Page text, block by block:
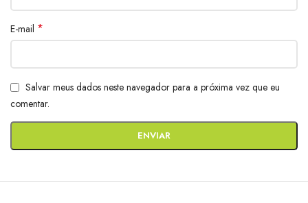
E-mail *
Salvar meus dados neste navegador para a próxima vez que eu
comentar.